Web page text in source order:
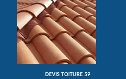
DEVIS TOITURE 59